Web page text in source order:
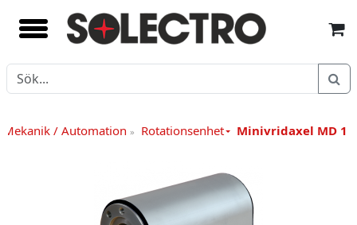
Mekanik / Automation » Rotationsenhet Minivridaxel MD 1